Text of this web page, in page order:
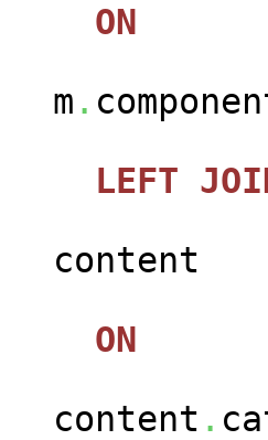
ON
m .
LEFT
content
ON
content .